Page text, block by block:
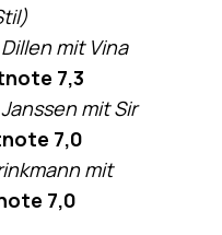
mit Vina
7,3
mit Sir
7,0
mit
7,0